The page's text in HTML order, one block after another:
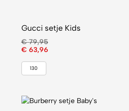
Gucci setje Kids
€79,95
€ 63,96
130